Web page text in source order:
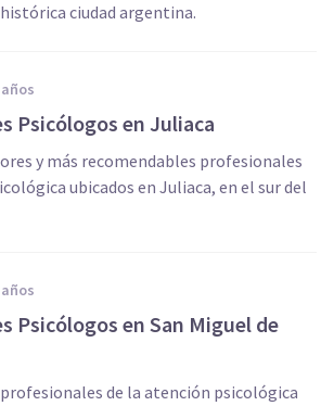
ciudad argentina.
años
Psicólogos en Juliaca
y más recomendables profesionales
ubicados en Juliaca, en el sur del
años
Psicólogos en San Miguel de
de la atención psicológica